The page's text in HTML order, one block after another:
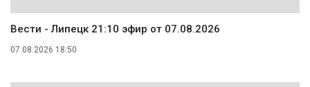
Вести - Липецк 21:10 эфир от 07.08.2026
07.08.2026 18:50